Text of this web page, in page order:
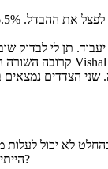
שני הצדדים
הייתי רוצה להישאר כאן מדי, מה החברה יכולה לנהל?